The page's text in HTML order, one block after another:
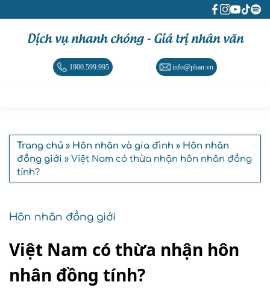
Dịch vụ nhanh chóng - Giá trị nhân văn
1900.599.995 info@phan.vn
Trang chủ » Hôn nhân và gia đình » Hôn nhân
đồng giới » Việt Nam có thừa nhận hôn nhân đồng
tính?
Hôn nhân đồng giới
Việt Nam có thừa nhận hôn
nhân đồng tính?